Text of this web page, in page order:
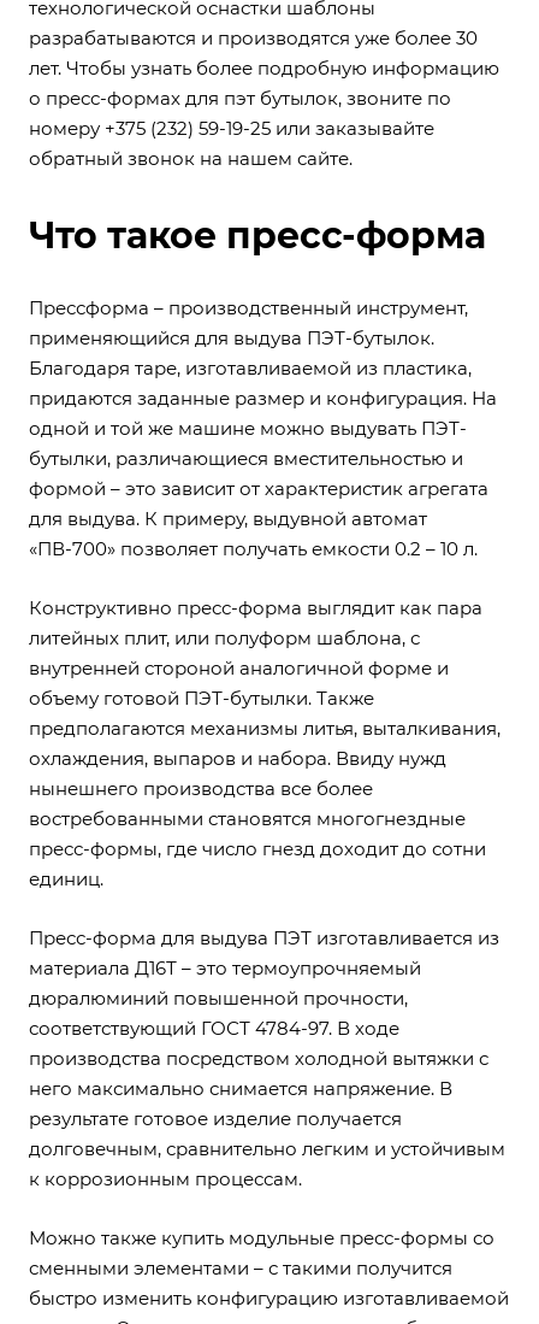
технологической оснастки шаблоны
разрабатываются и производятся уже более 30
лет. Чтобы узнать более подробную информацию
о пресс-формах для пэт бутылок, звоните по
номеру +375 (232) 59-19-25 или заказывайте
обратный звонок на нашем сайте.
Что такое пресс-форма
Прессформа – производственный инструмент,
применяющийся для выдува ПЭТ-бутылок.
Благодаря таре, изготавливаемой из пластика,
придаются заданные размер и конфигурация. На
одной и той же машине можно выдувать ПЭТ-
бутылки, различающиеся вместительностью и
формой – это зависит от характеристик агрегата
для выдува. К примеру, выдувной автомат
«ПВ-700» позволяет получать емкости 0.2 – 10 л.
Конструктивно пресс-форма выглядит как пара
литейных плит, или полуформ шаблона, с
внутренней стороной аналогичной форме и
объему готовой ПЭТ-бутылки. Также
предполагаются механизмы литья, выталкивания,
охлаждения, выпаров и набора. Ввиду нужд
нынешнего производства все более
востребованными становятся многогнездные
пресс-формы, где число гнезд доходит до сотни
единиц.
Пресс-форма для выдува ПЭТ изготавливается из
материала Д16Т – это термоупрочняемый
дюралюминий повышенной прочности,
соответствующий ГОСТ 4784-97. В ходе
производства посредством холодной вытяжки с
него максимально снимается напряжение. В
результате готовое изделие получается
долговечным, сравнительно легким и устойчивым
к коррозионным процессам.
Можно также купить модульные пресс-формы со
сменными элементами – с такими получится
быстро изменить конфигурацию изготавливаемой